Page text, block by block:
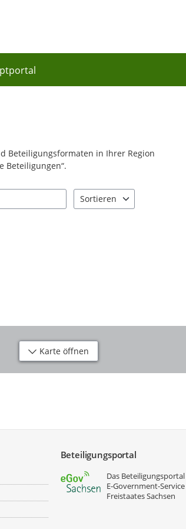
Beteiligungsformaten in Ihrer Region
Beteiligungen“.
Sortieren
Karte öffnen
Beteiligungsportal
Das
E‑Government-
Freistaates Sachsen